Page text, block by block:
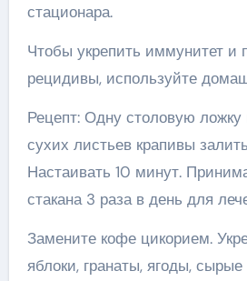
стационара.
Чтобы укрепить иммунитет и
рецидивы, используйте
Рецепт: Одну столовую ложку
сухих листьев крапивы
Настаивать 10 минут.
стакана 3 раза в день для
Замените кофе цикорием.
яблоки, гранаты, ягоды,